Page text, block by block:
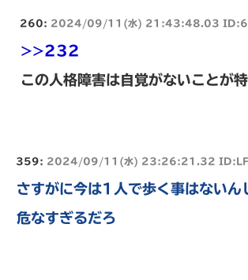
260: 2024/09/11(水) 21:43:48.03
>>232
この人格障害は自覚がないことが
359: 2024/09/11(水) 23:26:21.32
さすがに今は1人で歩く事はないん
危なすぎるだろ